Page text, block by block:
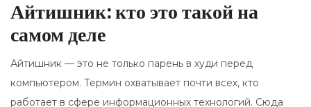
Айтишник: кто это такой на
самом деле
Айтишник — это не только парень в худи перед
компьютером. Термин охватывает почти всех, кто
работает в сфере информационных технологий. Сюда